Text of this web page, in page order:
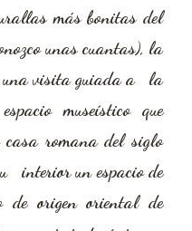
más bonitas del
unas cuantas), la
una visita guiada a la
museístico que
casa romana del siglo
interior un espacio de
origen oriental de